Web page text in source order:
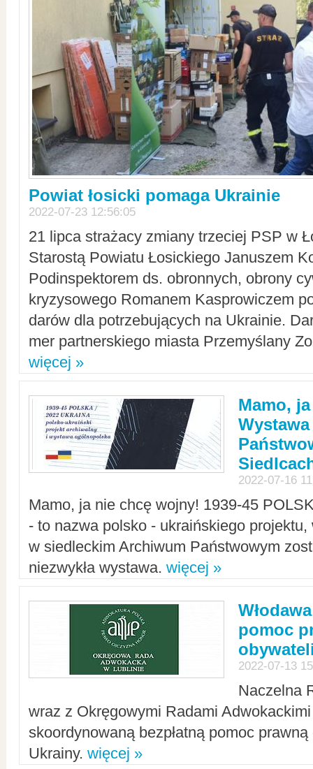
Powiat łosicki pomaga Ukrainie
2022-07-23 12:56:05
21 lipca strażacy zmiany trzeciej PSP w
Starostą Powiatu Łosickiego Januszem
Podinspektorem ds. obronnych, obrony
kryzysowego Romanem Kasprowiczem
darów dla potrzebujących na Ukrainie.
mer partnerskiego miasta Przemyślany
więcej »
Mamo,
2022-07-16
Mamo, ja nie chcę wojny! 1939-45
- to nazwa polsko - ukraińskiego
w siedleckim Archiwum Państwowym
niezwykła wystawa. więcej »
pomoc
2022-07-13
Naczelna
wraz z Okręgowymi Radami Adwokackimi
skoordynowaną bezpłatną pomoc
Ukrainy. więcej »